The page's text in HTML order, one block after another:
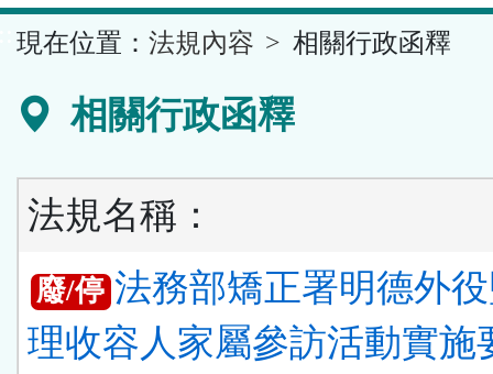
容
區
現在位置： 法規內容 相關行政函釋
相關行政函釋
法規名稱：
廢/停 法務部矯正署明德外
理收容人家屬參訪活動實施